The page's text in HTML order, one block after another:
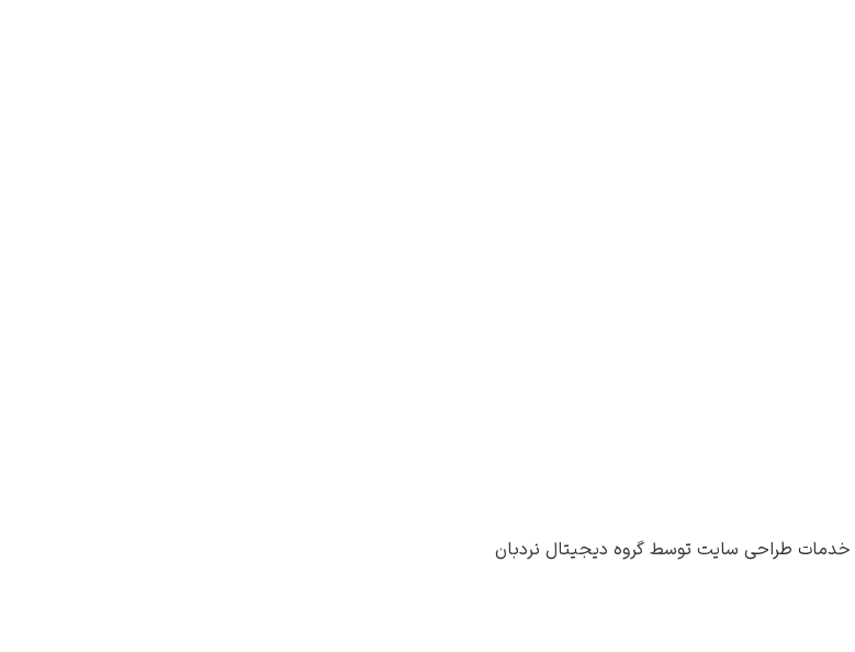
خدمات طراحی سایت توسط گروه دیجیتال نردبان